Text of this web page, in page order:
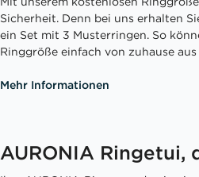
Sicherheit. Denn bei uns erhalten
ein Set mit 3 Musterringen. So
Ringgröße einfach von zuhause
Mehr Informationen
AURONIA Ringetui,